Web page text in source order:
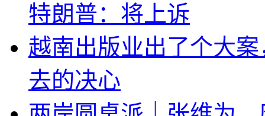
特朗普：将上诉
越南出版业出了个大
去的决心